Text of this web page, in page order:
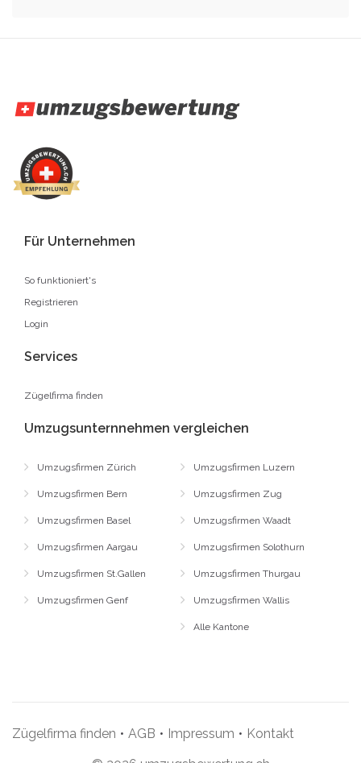
Für Unternehmen
So funktioniert's
Registrieren
Login
Services
Zügelfirma finden
Umzugsunternnehmen vergleichen
Umzugsfirmen Zürich
Umzugsfirmen Bern
Umzugsfirmen Basel
Umzugsfirmen Aargau
Umzugsfirmen St.Gallen
Umzugsfirmen Genf
Umzugsfirmen Luzern
Umzugsfirmen Zug
Umzugsfirmen Waadt
Umzugsfirmen Solothurn
Umzugsfirmen Thurgau
Umzugsfirmen Wallis
Alle Kantone
Zügelfirma finden • AGB • Impressum • Kontakt